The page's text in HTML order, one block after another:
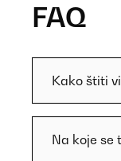
FAQ
Kako štiti
Na koje se